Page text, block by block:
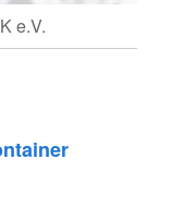
e.V.